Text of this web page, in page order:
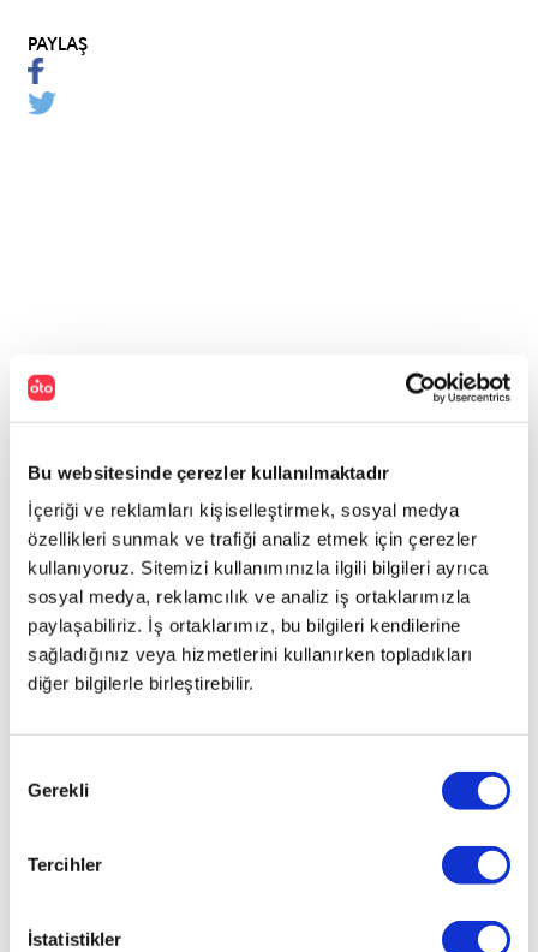
Bu websitesinde çerezler kullanılmaktadır
İçeriği ve reklamları kişiselleştirmek, sosyal medya
özellikleri sunmak ve trafiği analiz etmek için çerezler
kullanıyoruz. Sitemizi kullanımınızla ilgili bilgileri ayrıca
sosyal medya, reklamcılık ve analiz iş ortaklarımızla
paylaşabiliriz. İş ortaklarımız, bu bilgileri kendilerine
sağladığınız veya hizmetlerini kullanırken topladıkları
diğer bilgilerle birleştirebilir.
Seçimi
Gerekli
Tercihler
İstatistikler
PAYLAŞ